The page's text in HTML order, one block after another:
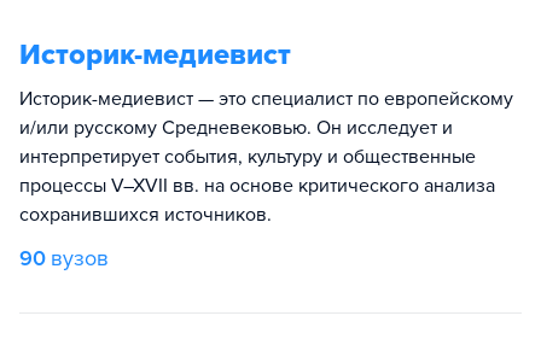
Историк-медиевист
Историк-медиевист — это специалист по европейскому
и/или русскому Средневековью. Он исследует и
интерпретирует события, культуру и общественные
процессы V–XVII вв. на основе критического анализа
сохранившихся источников.
90 вузов